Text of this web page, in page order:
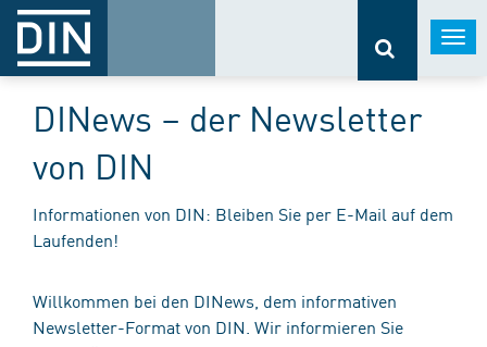
DINews – der Newsletter
von DIN
Informationen von DIN: Bleiben Sie per E-Mail auf dem
Laufenden!
Willkommen bei den DINews, dem informativen
Newsletter-Format von DIN. Wir informieren Sie